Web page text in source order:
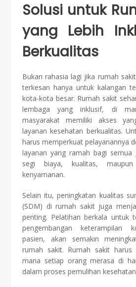
Solusi untuk
yang Lebih
Berkualitas
Bukan rahasia lagi jika rumah
terkesan hanya untuk kalangan
kota-kota besar. Rumah sakit
lembaga yang inklusif, di
masyarakat memiliki akses
layanan kesehatan berkualitas.
harus memperkuat pelayanannya
layanan yang ramah bagi semua
segi biaya, kualitas,
kenyamanan.
Selain itu, peningkatan kualitas
(SDM) di rumah sakit juga
penting. Pelatihan berkala untuk
pengembangan keterampilan
pasien, akan semakin
rumah sakit. Rumah sakit
mana setiap orang merasa di
dalam proses pemulihan